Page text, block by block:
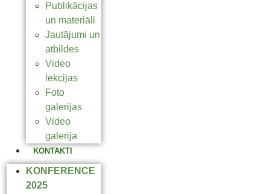
Publikācijas
un materiāli
Jautājumi un
atbildes
Video
lekcijas
Foto
galerijas
Video
galerija
KONTAKTI
KONFERENCE
2025